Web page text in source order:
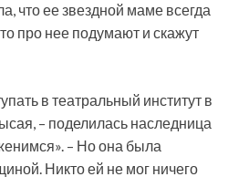
что ее звездной маме всегда
про нее подумают и скажут
в театральный институт в
– поделилась наследница
– Но она была
Никто ей не мог ничего